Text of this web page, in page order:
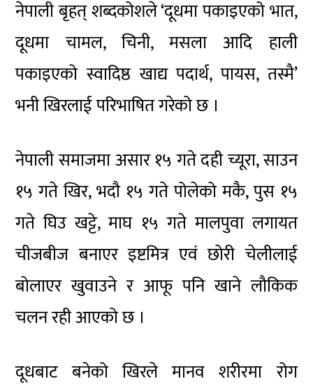
नेपाली बृहत् शब्दकोशले ‘दूधमा पकाइएको भात,
दूधमा चामल, चिनी, मसला आदि हाली
पकाइएको स्वादिष्ठ खाद्य पदार्थ, पायस, तस्मै’
भनी खिरलाई परिभाषित गरेको छ ।
नेपाली समाजमा असार १५ गते दही च्यूरा, साउन
१५ गते खिर, भदौ १५ गते पोलेको मकै, पुस १५
गते घिउ खट्टे, माघ १५ गते मालपुवा लगायत
चीजबीज बनाएर इष्टमित्र एवं छोरी चेलीलाई
बोलाएर खुवाउने र आफू पनि खाने लौकिक
चलन रही आएको छ ।
दूधबाट बनेको खिरले मानव शरीरमा रोग